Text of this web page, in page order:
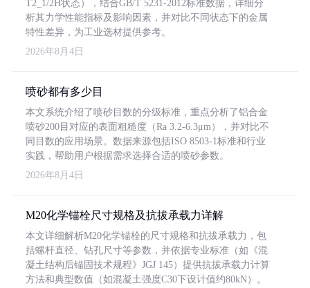
T2_1/2H状态），结合GB/T 5231-2012标准数据，详细分
析其力学性能指标及影响因素，并对比不同状态下的金属
特性差异，为工业选材提供参考。
2026年8月4日
喷砂都有多少目
本文系统介绍了喷砂目数的分级标准，重点分析了铝合金
喷砂200目对应的表面粗糙度（Ra 3.2-6.3μm），并对比不
同目数的应用场景。数据来源包括ISO 8503-1标准和行业
实践，帮助用户根据需求选择合适的喷砂参数。
2026年8月4日
M20化学锚栓尺寸规格及抗拔承载力详解
本文详细解析M20化学锚栓的尺寸规格和抗拔承载力，包
括螺杆直径、钻孔尺寸等参数，并依据专业标准（如《混
凝土结构后锚固技术规程》JGJ 145）提供抗拔承载力计算
方法和典型数值（如混凝土强度C30下设计值约80kN）。